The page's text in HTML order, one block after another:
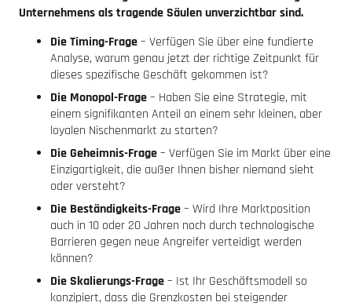
Unternehmens als tragende Säulen unverzichtbar sind.
Die Timing-Frage– Verfügen Sie über eine fundierte
Analyse, warum genau jetzt der richtige Zeitpunkt für
dieses spezifische Geschäft gekommen ist?
Die Monopol-Frage– Haben Sie eine Strategie, mit
einem signifikanten Anteil an einem sehr kleinen, aber
loyalen Nischenmarkt zu starten?
Die Geheimnis-Frage– Verfügen Sie im Markt über eine
Einzigartigkeit, die außer Ihnen bisher niemand sieht
oder versteht?
Die Beständigkeits-Frage– Wird Ihre Marktposition
auch in 10 oder 20 Jahren noch durch technologische
Barrieren gegen neue Angreifer verteidigt werden
können?
Die Skalierungs-Frage– Ist Ihr Geschäftsmodell so
konzipiert, dass die Grenzkosten bei steigender